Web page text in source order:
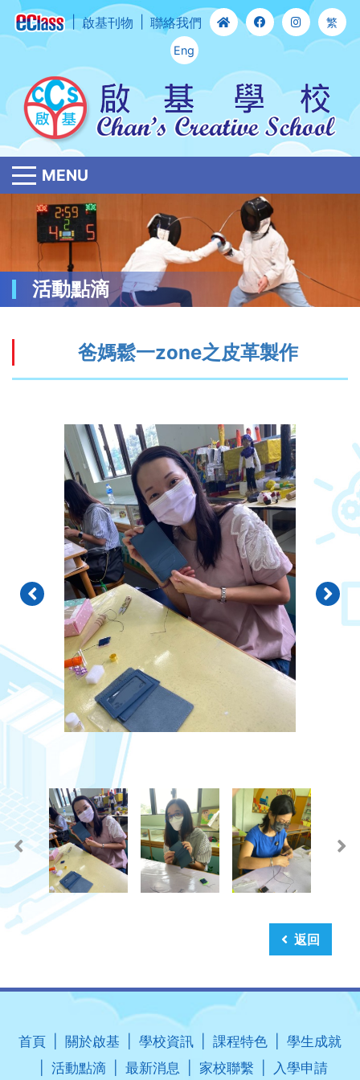
啟基刊物 聯絡我們 繁
Eng
MENU
活動點滴
爸媽鬆一zone之皮革製作
返回
首頁 關於啟基 學校資訊 課程特色
學生成就
活動點滴
最新消息 家校聯繫 入學申請